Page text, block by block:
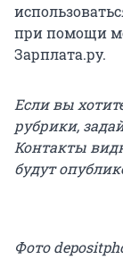
при помощи
Зарплата.ру.
Если вы
рубрики,
Контакты
будут
Фото